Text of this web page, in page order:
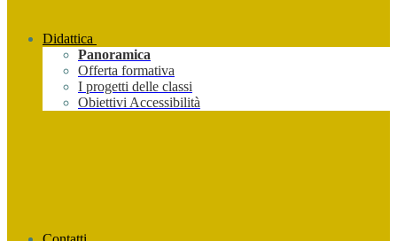
Didattica
Panoramica
Offerta formativa
I progetti delle classi
Obiettivi Accessibilità